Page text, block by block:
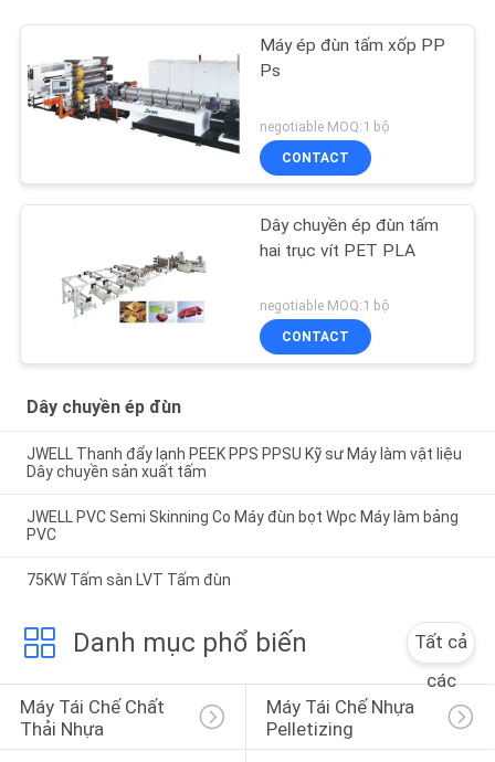
Máy ép đùn tấm xốp PP
Ps
negotiable MOQ:1 bộ
CONTACT
Dây chuyền ép đùn tấm
hai trục vít PET PLA
negotiable MOQ:1 bộ
CONTACT
Dây chuyền ép đùn
JWELL Thanh đẩy lạnh PEEK PPS PPSU Kỹ sư Máy làm vật liệu
Dây chuyền sản xuất tấm
JWELL PVC Semi Skinning Co Máy đùn bọt Wpc Máy làm bảng
PVC
75KW Tấm sàn LVT Tấm đùn
Danh mục phổ biến
Tất cả
các
Máy Tái Chế Chất
Thải Nhựa
Máy Tái Chế Nhựa
Pelletizing